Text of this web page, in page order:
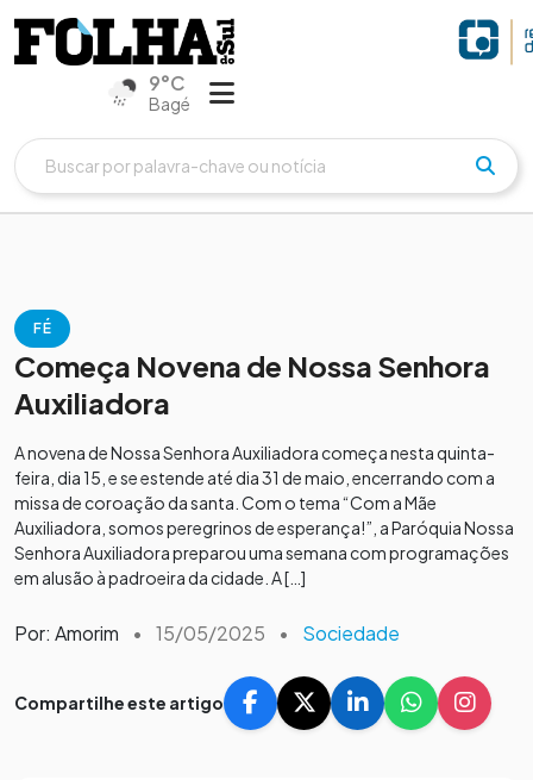
9°C
Bagé
FÉ
Começa Novena de Nossa Senhora
Auxiliadora
A novena de Nossa Senhora Auxiliadora começa nesta quinta-
feira, dia 15, e se estende até dia 31 de maio, encerrando com a
missa de coroação da santa. Com o tema “Com a Mãe
Auxiliadora, somos peregrinos de esperança!”, a Paróquia Nossa
Senhora Auxiliadora preparou uma semana com programações
em alusão à padroeira da cidade. A […]
Por: Amorim • 15/05/2025 • Sociedade
Compartilhe este artigo